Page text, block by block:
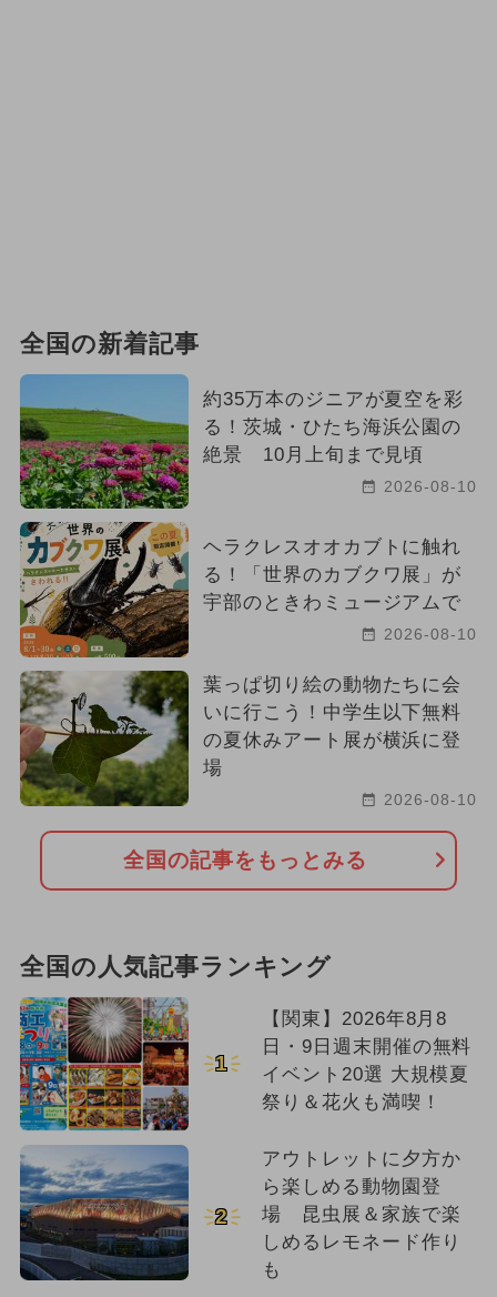
週末イベント関西パック
2025年1月のイベント
2026年4月のイベント
2025年5月のイベント
2025年2月のイベント
2024年9月のイベント
2026年6月のイベント
2025年4月のイベント
イルミネーション
2024年10月のイベント
2024年6月のイベント
2024年2月のイベント
全国の新着記事
約35万本のジニアが夏空を彩
る！茨城・ひたち海浜公園の
絶景 10月上旬まで見頃
2026-08-10
ヘラクレスオオカブトに触れ
る！「世界のカブクワ展」が
宇部のときわミュージアムで
2026-08-10
葉っぱ切り絵の動物たちに会
いに行こう！中学生以下無料
の夏休みアート展が横浜に登
場
2026-08-10
全国の記事をもっとみる
全国の人気記事ランキング
1
【関東】2026年8月8
日・9日週末開催の無料
イベント20選 大規模夏
祭り＆花火も満喫！
2
アウトレットに夕方か
ら楽しめる動物園登
場 昆虫展＆家族で楽
しめるレモネード作り
も